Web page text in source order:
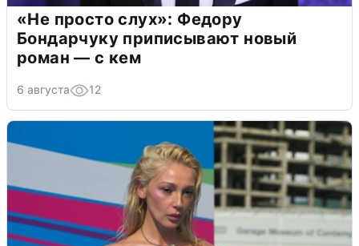
«Не просто слух»: Федору
Бондарчуку приписывают новый
роман — с кем
6 августа 12